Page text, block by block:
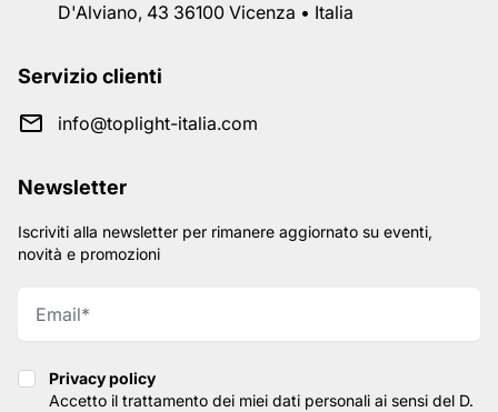
D'Alviano, 43 36100 Vicenza • Italia
Servizio clienti
info@toplight-italia.com
Newsletter
Iscriviti alla newsletter per rimanere aggiornato su eventi,
novità e promozioni
Privacy policy
Privacy policy
Accetto il trattamento dei miei dati personali ai sensi del D.